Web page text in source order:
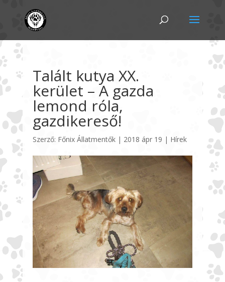
Talált kutya XX.
kerület – A gazda
lemond róla,
gazdikereső!
Szerző: Főnix Állatmentők| 2018 ápr 19 | Hírek